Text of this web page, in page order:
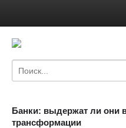
Банки: выдержат ли они
трансформации